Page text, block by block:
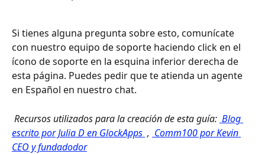
Si tienes alguna pregunta sobre esto, comunícate
con nuestro equipo de soporte haciendo click en el
ícono de soporte en la esquina inferior derecha de
esta página. Puedes pedir que te atienda un agente
en Español en nuestro chat.
Recursos utilizados para la creación de esta guía: Blog
escrito por Julia D en GlockApps , Comm100 por Kevin
CEO y fundadodor